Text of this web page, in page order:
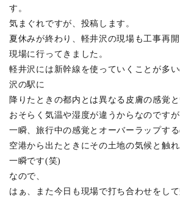
白河のビル 1703竣工 (4)
井の頭の家N 1703竣工 (3)
いわきのスタジオ 1612竣工
神保町の集合住宅 1609竣工 (3)
上馬の家 1609竣工 (6)
上原の集合住宅 1608竣工 (4)
桜堤の家 1606竣工 (5)
飯田橋の集合住宅 1604竣工
豊玉中の集合住宅 1603竣工
田柄の家 1512竣工 (5)
す。
気まぐれですが、投稿します。
夏休みが終わり、軽井沢の現場も工事再
現場に行ってきました。
軽井沢には新幹線を使っていくことが多
沢の駅に
降りたときの都内とは異なる皮膚の感覚と
おそらく気温や湿度が違うからなのですが
一瞬、旅行中の感覚とオーバーラップする
空港から出たときにその土地の気候と触
一瞬です(笑)
なので、
はぁ、また今日も現場で打ち合わせをして